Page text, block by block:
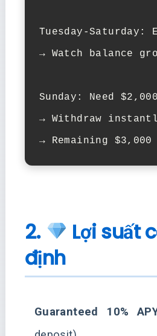
Tuesday-Saturday:
→ Watch balance
Sunday: Need
→ Withdraw
→ Remaining
2.
Lợi suất
định
Guaranteed 10%